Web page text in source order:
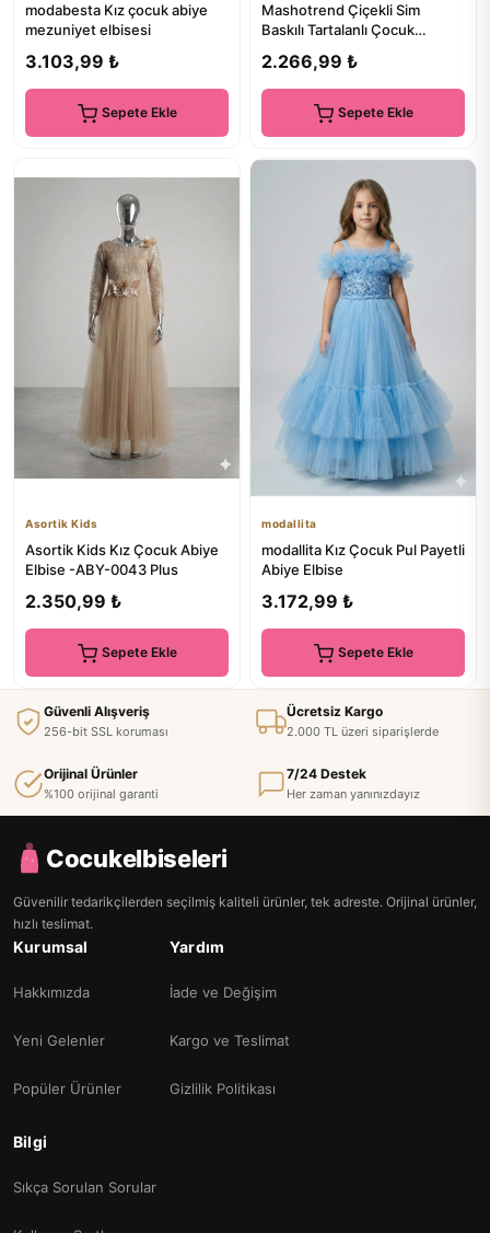
modabesta Kız çocuk abiye
mezuniyet elbisesi
3.103,99 ₺
Sepete Ekle
Mashotrend Çiçekli Sim
Baskılı Tartalanlı Çocuk
...
2.266,99 ₺
Sepete Ekle
Asortik Kids
Asortik Kids Kız Çocuk Abiye
Elbise -ABY-0043 Plus
2.350,99 ₺
Sepete Ekle
modallita
modallita Kız Çocuk Pul Payetli
Abiye Elbise
3.172,99 ₺
Sepete Ekle
Güvenli Alışveriş
256-bit SSL koruması
Ücretsiz Kargo
2.000 TL üzeri siparişlerde
Orijinal Ürünler
%100 orijinal garanti
7/24 Destek
Her zaman yanınızdayız
Cocukelbiseleri
Güvenilir tedarikçilerden seçilmiş kaliteli ürünler, tek adreste. Orijinal ürünler,
hızlı teslimat.
Kurumsal
Hakkımızda
Yeni Gelenler
Popüler Ürünler
Yardım
İade ve Değişim
Kargo ve Teslimat
Gizlilik Politikası
Bilgi
Sıkça Sorulan Sorular